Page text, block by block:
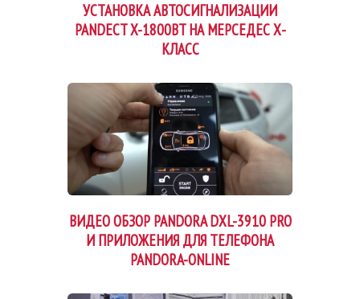
УСТАНОВКА АВТОСИГНАЛИЗАЦИИ
PANDECT X-1800BT НА МЕРСЕДЕС Х-
КЛАСС
ВИДЕО ОБЗОР PANDORA DXL-3910 PRO
И ПРИЛОЖЕНИЯ ДЛЯ ТЕЛЕФОНА
PANDORA-ONLINE